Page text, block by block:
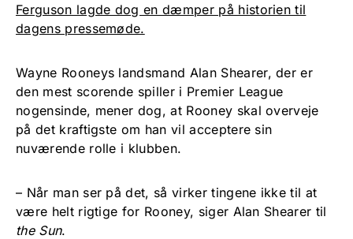
Ferguson lagde dog en dæmper på historien til
dagens pressemøde.
Wayne Rooneys landsmand Alan Shearer, der er
den mest scorende spiller i Premier League
nogensinde, mener dog, at Rooney skal overveje
på det kraftigste om han vil acceptere sin
nuværende rolle i klubben.
– Når man ser på det, så virker tingene ikke til at
være helt rigtige for Rooney, siger Alan Shearer til
the Sun.